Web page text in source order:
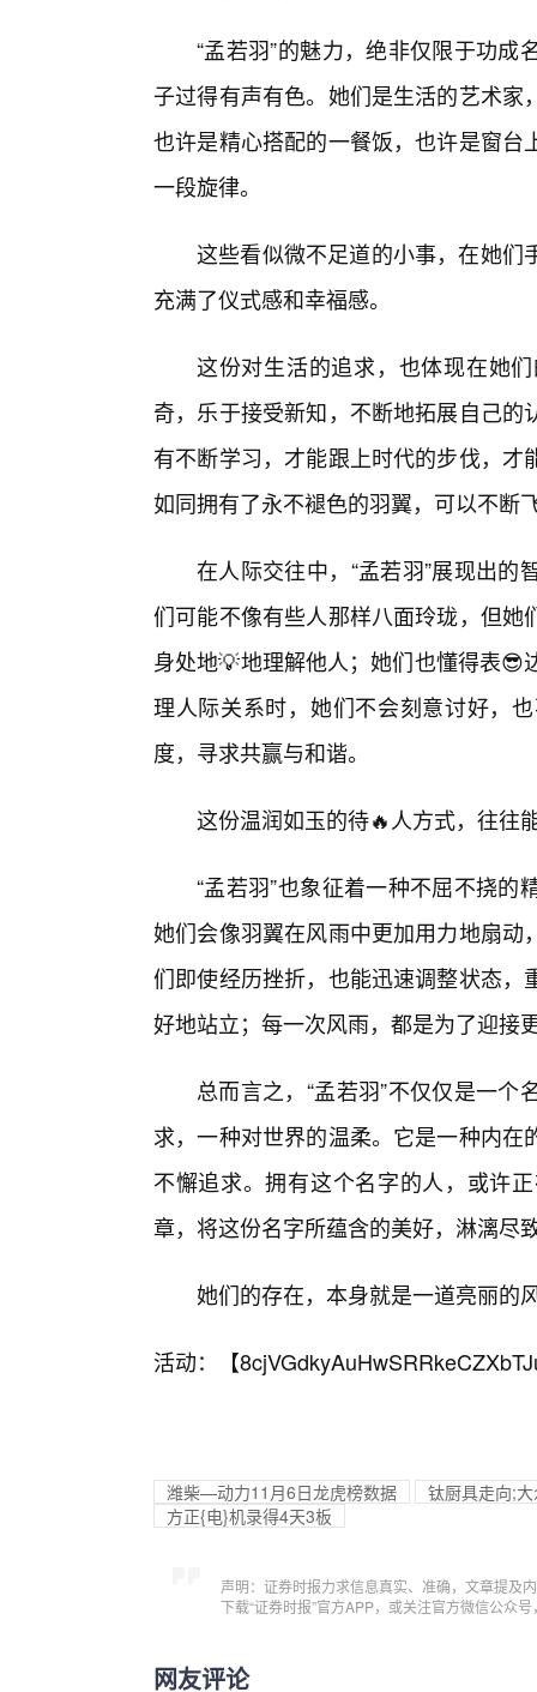
“孟若羽”的魅力，绝非仅限于功
子过得有声有色。她们是生活的艺术
也许是精心搭配的一餐饭，也许是窗
一段旋律。
这些看似微不足道的小事，在她们
充满了仪式感和幸福感。
这份对生活的追求，也体现在她
奇，乐于接受新知，不断地拓展自己
有不断学习，才能跟上时代的步伐，
如同拥有了永不褪色的羽翼，可以不断
在人际交往中，“孟若羽”展现出
们可能不像有些人那样八面玲珑，但
身处地💡地理解他人；她们也懂得表
理人际关系时，她们不会刻意讨好，
度，寻求共赢与和谐。
这份温润如玉的待🔥人方式，往往
“孟若羽”也象征着一种不屈不挠
她们会像羽翼在风雨中更加用力地扇
们即使经历挫折，也能迅速调整状态
好地站立；每一次风雨，都是为了迎接
总而言之，“孟若羽”不仅仅是一
求，一种对世界的温柔。它是一种内
不懈追求。拥有这个名字的人，或许
章，将这份名字所蕴含的美好，淋漓尽
她们的存在，本身就是一道亮丽的
活动：【
潍柴—动力11月6日龙虎榜数据
钛厨具走向;
方正{电}机录得4天3板
声明：证券时报力求信息真实、准确，文章提及
下载“证券时报”官方APP，或关注官方微信公众
网友评论